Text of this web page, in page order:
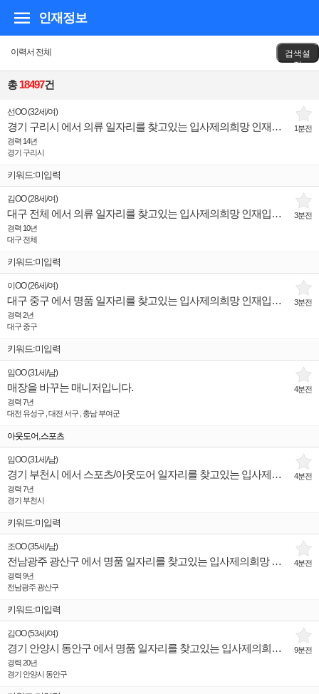
인재정보
이력서 전체
검색설
정
총18497건
1분전
선OO(32세 /여)
경기 구리시 에서 의류 일자리를 찾고있는 입사제의희망 인재입니다.
경력 14년
경기 구리시
키워드:미입력
3분전
김OO(28세 /여)
대구 전체 에서 의류 일자리를 찾고있는 입사제의희망 인재입니다.
경력 10년
대구 전체
키워드:미입력
3분전
이OO(26세 /여)
대구 중구 에서 명품 일자리를 찾고있는 입사제의희망 인재입니다.
경력 2년
대구 중구
키워드:미입력
4분전
임OO(31세 /남)
매장을 바꾸는 매니저입니다.
경력 7년
대전 유성구 , 대전 서구 , 충남 부여군
아웃도어,스포츠
4분전
임OO(31세 /남)
경기 부천시 에서 스포츠/아웃도어 일자리를 찾고있는 입사제의희망 인재입니다.
경력 7년
경기 부천시
키워드:미입력
4분전
조OO(35세 /남)
전남광주 광산구 에서 명품 일자리를 찾고있는 입사제의희망 인재입니다.
경력 9년
전남광주 광산구
키워드:미입력
9분전
김OO(53세 /여)
경기 안양시 동안구 에서 명품 일자리를 찾고있는 입사제의희망 인재입니다.
경력 20년
경기 안양시 동안구